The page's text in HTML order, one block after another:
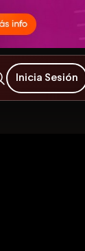
Inicia Sesión